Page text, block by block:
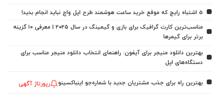
5 اشتباه رایج که موقع خرید ساعت هوشمند طرح اپل واچ نباید انجام بدید!
مناسب‌ترین کارت گرافیک برای بازی و گیمینگ در سال ۲۰۲۵ | معرفی ۱۰ گزینه
برتر برای گیمرها
بهترین دانلود منیجر برای آیفون: راهنمای انتخاب دانلود منیجر مناسب برای
دستگاه‌های اپل
بهترین راه برای جذب مشتریان جدید با شماره‌جو اینباکسینو رپورتاژ آگهی